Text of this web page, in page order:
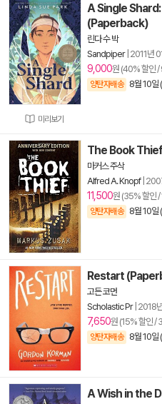
미리보기
A Single
(Paperback)
린다 수 박
Sandpiper| 2011년
9,000원 (40% 할인 /
양탄자배송 8월 10일
The Book
마커스 주삭
Alfred A. Knopf|
11,500원 (35% 할인
양탄자배송 8월 10일
Restart
고든 코먼
Scholastic Pr 2018
7,650원 (15% 할인 /
양탄자배송 8월 10일
A Wish in the